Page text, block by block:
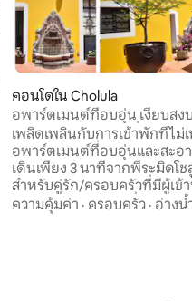
จาก 5, 219 รีวิว
คอนโดใน Cholula
อพาร์ตเมนต์ที่อบอุ่น เงียบสง
ระเบียง| เดินเพียงไม่กี่ก้าวจา
เพลิดเพลินกับการเข้าพักที่ไม่
อพาร์ตเมนต์ที่อบอุ่นและสะอา
เดินเพียง 3 นาทีจากพีระมิดโช
สำหรับคู่รัก/ครอบครัวที่มีผู้เข้
คน หรือนักเดินทางที่ต้องการอ
ด้วยการเดิน ล้อมรอบด้วยร้าน
ความคุ้มค่า · ครอบครัว · อ่างน้